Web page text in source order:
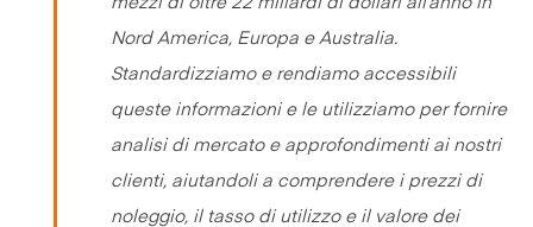
Nord America, Europa e Australia.
Standardizziamo e rendiamo accessibili
queste informazioni e le utilizziamo per fornire
analisi di mercato e approfondimenti ai nostri
clienti, aiutandoli a comprendere i prezzi di
noleggio, il tasso di utilizzo e il valore dei